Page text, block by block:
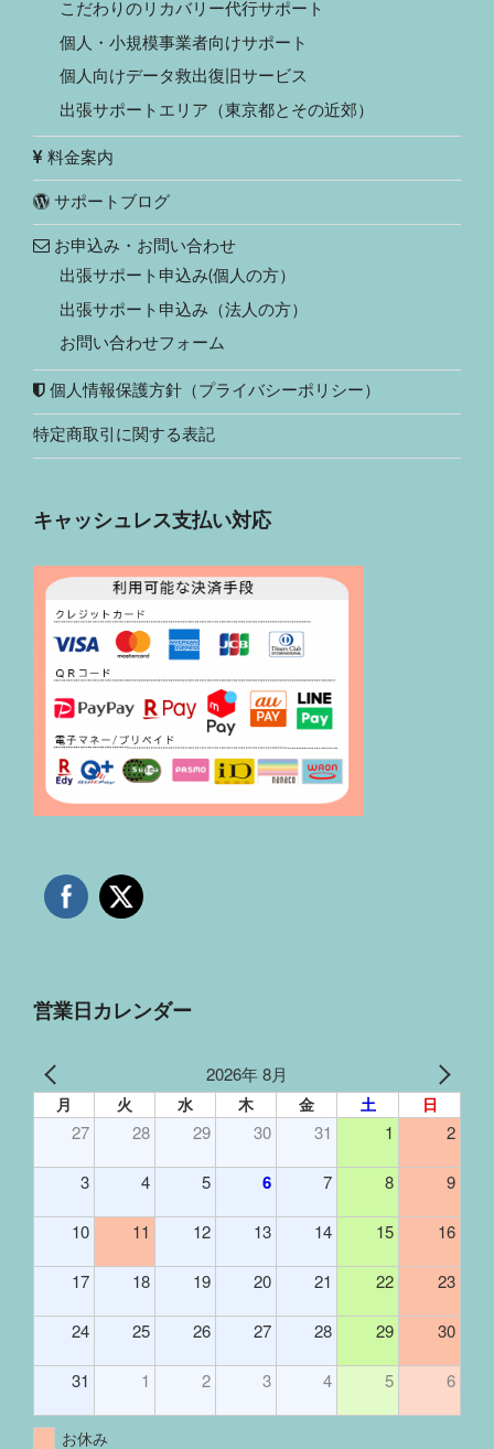
こだわりのリカバリー代行サポート
個人・小規模事業者向けサポート
個人向けデータ救出復旧サービス
出張サポートエリア（東京都とその近郊）
料金案内
サポートブログ
お申込み・お問い合わせ
出張サポート申込み(個人の方）
出張サポート申込み（法人の方）
お問い合わせフォーム
個人情報保護方針（プライバシーポリシー）
特定商取引に関する表記
キャッシュレス支払い対応
営業日カレンダー
2026年 8月
月 火 水 木 金 土 日
27 28 29 30 31 1 2
3 4 5 6 7 8 9
10 11 12 13 14 15 16
17 18 19 20 21 22 23
24 25 26 27 28 29 30
31 1 2 3 4 5 6
お休み